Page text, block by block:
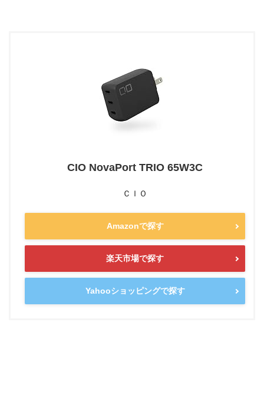
CIO NovaPort TRIO 65W3C
ＣＩＯ
Amazonで探す
楽天市場で探す
Yahooショッピングで探す